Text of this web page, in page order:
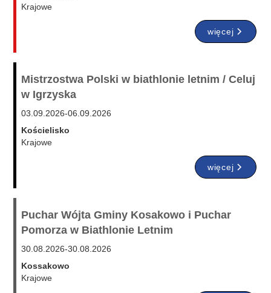
Krajowe
więcej
Mistrzostwa Polski w biathlonie letnim / Celuj
w Igrzyska
03.09.2026-06.09.2026
Kościelisko
Krajowe
więcej
Puchar Wójta Gminy Kosakowo i Puchar
Pomorza w Biathlonie Letnim
30.08.2026-30.08.2026
Kossakowo
Krajowe